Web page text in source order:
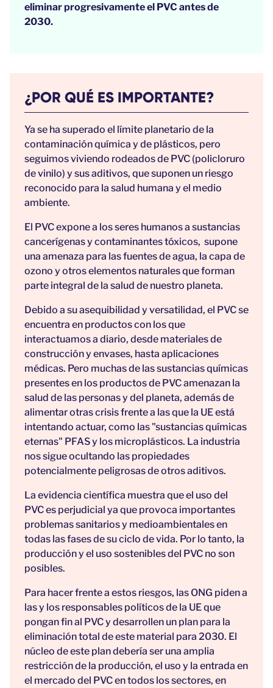
eliminar progresivamente el PVC antes de
2030.
¿POR QUÉ ES IMPORTANTE?
Ya se ha superado el límite planetario de la
contaminación química y de plásticos, pero
seguimos viviendo rodeados de PVC (policloruro
de vinilo) y sus aditivos, que suponen un riesgo
reconocido para la salud humana y el medio
ambiente.
El PVC expone a los seres humanos a sustancias
cancerígenas y contaminantes tóxicos, supone
una amenaza para las fuentes de agua, la capa de
ozono y otros elementos naturales que forman
parte integral de la salud de nuestro planeta.
Debido a su asequibilidad y versatilidad, el PVC se
encuentra en productos con los que
interactuamos a diario, desde materiales de
construcción y envases, hasta aplicaciones
médicas. Pero muchas de las sustancias químicas
presentes en los productos de PVC amenazan la
salud de las personas y del planeta, además de
alimentar otras crisis frente a las que la UE está
intentando actuar, como las "sustancias químicas
eternas" PFAS y los microplásticos. La industria
nos sigue ocultando las propiedades
potencialmente peligrosas de otros aditivos.
La evidencia científica muestra que el uso del
PVC es perjudicial ya que provoca importantes
problemas sanitarios y medioambientales en
todas las fases de su ciclo de vida. Por lo tanto, la
producción y el uso sostenibles del PVC no son
posibles.
Para hacer frente a estos riesgos, las ONG piden a
las y los responsables políticos de la UE que
pongan fin al PVC y desarrollen un plan para la
eliminación total de este material para 2030. El
núcleo de este plan debería ser una amplia
restricción de la producción, el uso y la entrada en
el mercado del PVC en todos los sectores, en